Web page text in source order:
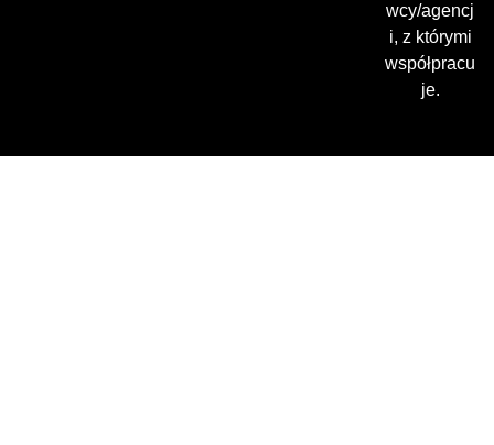
wcy/agencj
i, z którymi
współpracu
je.